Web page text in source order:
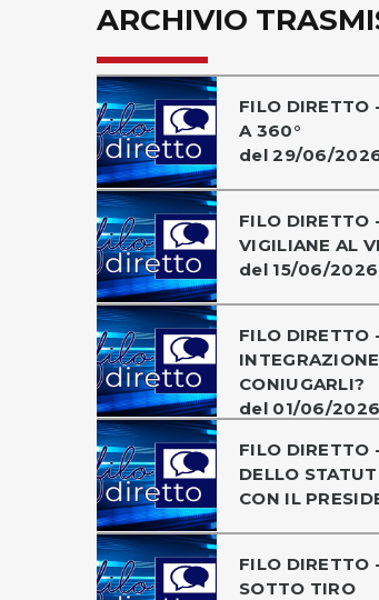
ARCHIVIO
FILO DIRETTO
A 360°
del 29/06/
FILO DIRETTO
VIGILIANE AL
del 15/06/2026
FILO DIRETTO
CONIUGARLI?
del 01/06/2026
FILO DIRETTO
DELLO
CON IL
FILO DIRETTO
SOTTO TIRO